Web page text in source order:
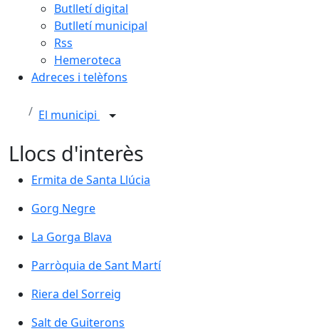
Butlletí digital
Butlletí municipal
Rss
Hemeroteca
Adreces i telèfons
El municipi
Llocs d'interès
Ermita de Santa Llúcia
Ermita de Santa Llúcia
Gorg Negre
Gorg Negre
La Gorga Blava
La Gorga Blava
Parròquia de Sant Martí
Parròquia de Sant Martí
Riera del Sorreig
Riera del Sorreig
Salt de Guiterons
Salt de Guiterons